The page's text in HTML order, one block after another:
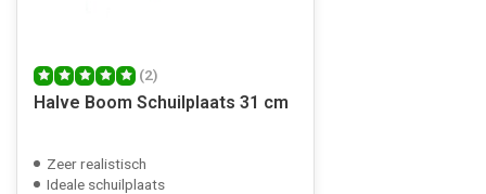
(2)
Halve Boom Schuilplaats 31 cm
Zeer realistisch
Ideale schuilplaats